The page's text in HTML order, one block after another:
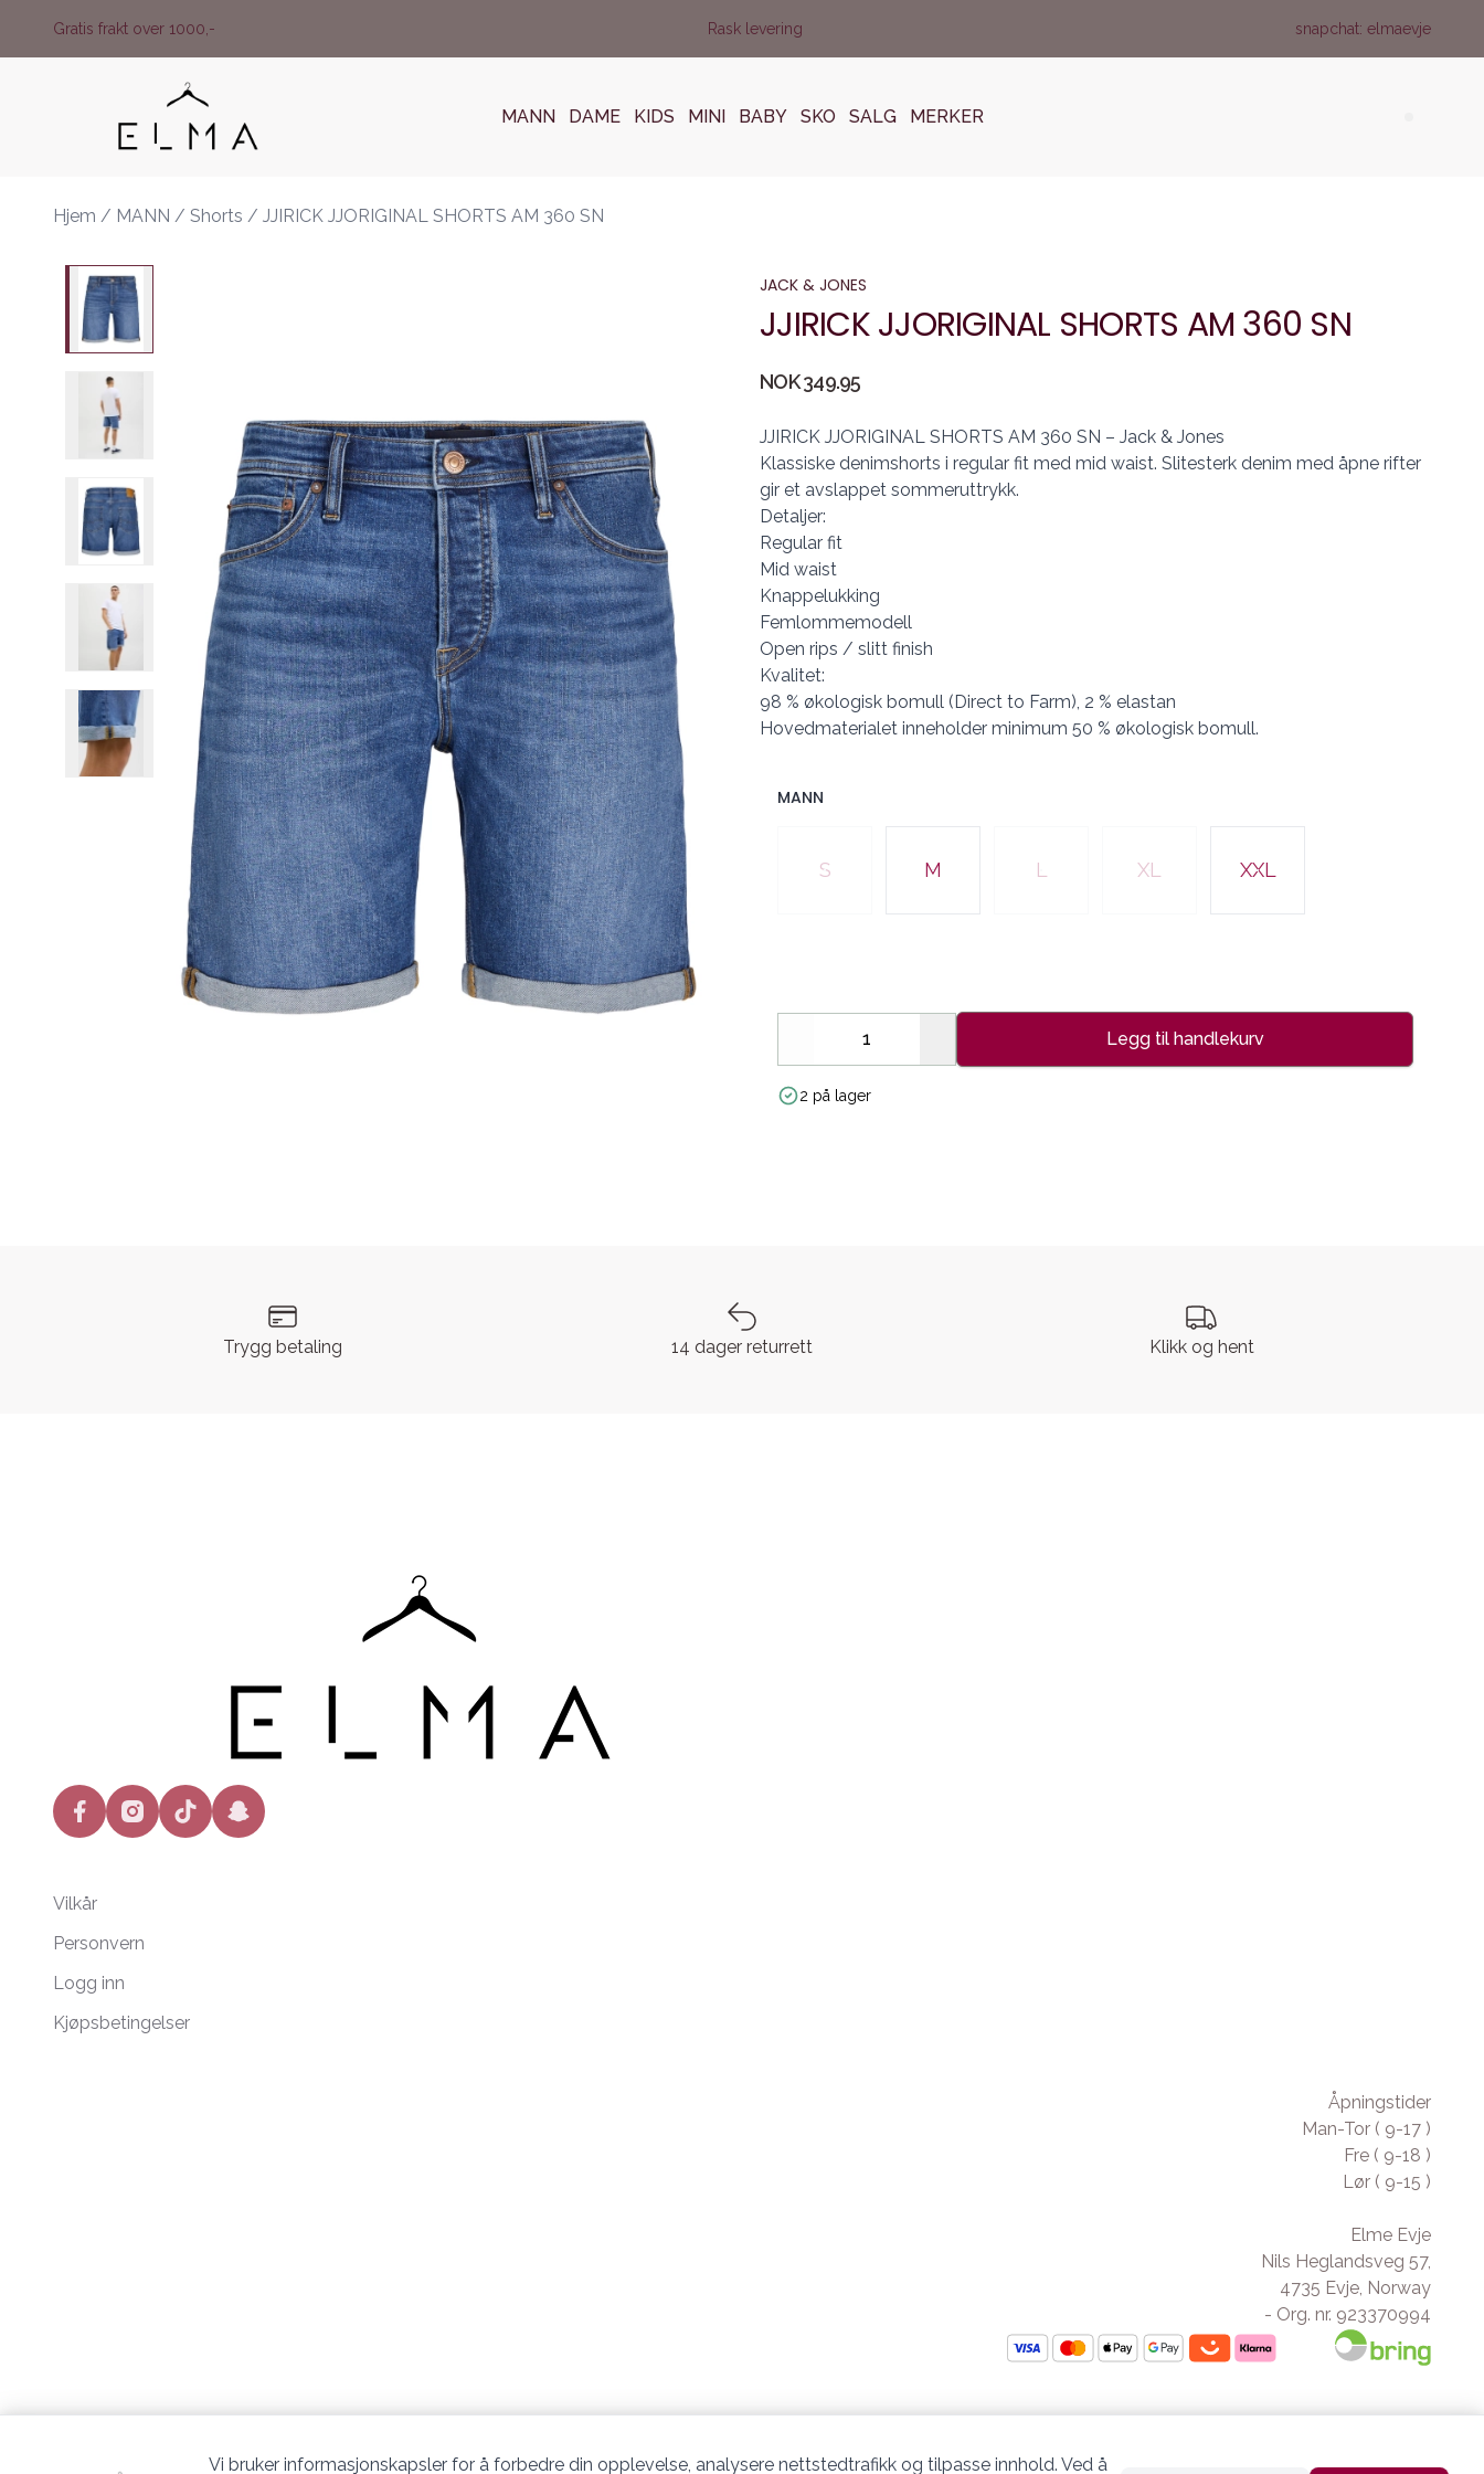
Gratis frakt over 1000,- Rask levering snapchat: elmaevje
MANN DAME KIDS MINI BABY SKO SALG MERKER
Hjem / MANN / Shorts / JJIRICK JJORIGINAL SHORTS AM 360 SN
JACK & JONES
JJIRICK JJORIGINAL SHORTS AM 360 SN
Produktdetaljer
NOK 349.95
Description
JJIRICK JJORIGINAL SHORTS AM 360 SN – Jack & Jones
Klassiske denimshorts i regular fit med mid waist. Slitesterk denim med åpne rifter
gir et avslappet sommeruttrykk.
Detaljer:
Regular fit
Mid waist
Knappelukking
Femlommemodell
Open rips / slitt finish
Kvalitet:
98 % økologisk bomull (Direct to Farm), 2 % elastan
Hovedmaterialet inneholder minimum 50 % økologisk bomull.
MANN
Velg en MANN
S M L XL XXL
Decrease
Legg til handlekurv
2 på lager
Trygg betaling 14 dager returrett Klikk og hent
facebookinstagramtiktok snapchat
Vilkår
Personvern
Logg inn
Kjøpsbetingelser
Åpningstider
Man-Tor ( 9-17 )
Fre ( 9-18 )
Lør ( 9-15 )
Elme Evje
Nils Heglandsveg 57,
4735 Evje, Norway
- Org. nr. 923370994
Vi bruker informasjonskapsler for å forbedre din opplevelse, analysere nettstedtrafikk og tilpasse innhold. Ved å